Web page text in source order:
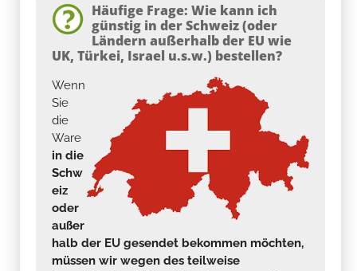
Häufige Frage: Wie kann ich
günstig in der Schweiz (oder
Ländern außerhalb der EU wie
UK, Türkei, Israel u.s.w.) bestellen?
Wenn
Sie
die
Ware
in die
Schw
eiz
oder
außer
halb der EU gesendet bekommen möchten,
müssen wir wegen des teilweise